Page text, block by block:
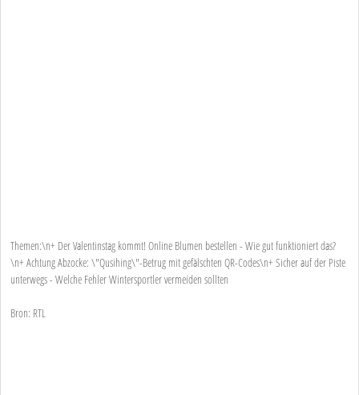
Themen:\n+ Der Valentinstag kommt! Online Blumen bestellen - Wie gut funktioniert das?
\n+ Achtung Abzocke: \"Qusihing\"-Betrug mit gefälschten QR-Codes\n+ Sicher auf der Piste
unterwegs - Welche Fehler Wintersportler vermeiden sollten
Bron: RTL